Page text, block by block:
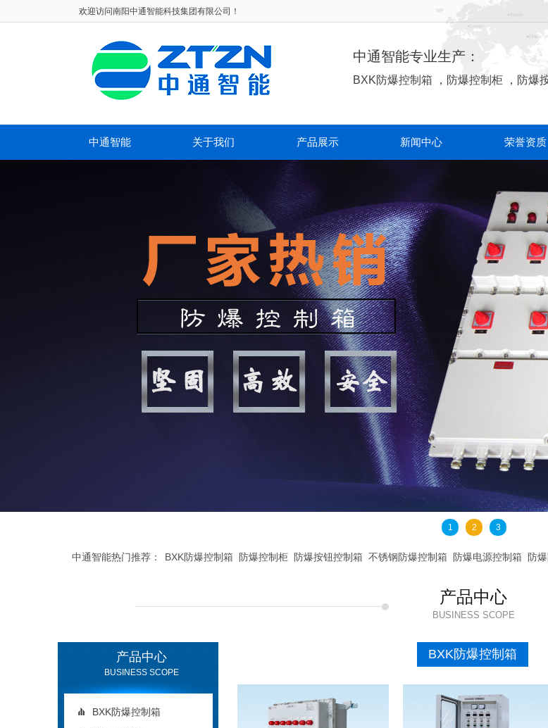
欢迎访问南阳中通智能科技集团有限公司！
中通智能专业生产：
BXK防爆控制箱 ， 防爆控制柜 ， 防爆
中通智能 关于我们 产品展示 新闻中心 荣誉资质
1 2 3
中通智能热门推荐： BXK防爆控制箱 防爆控制柜 防爆按钮控制箱 不锈钢防爆控制箱 防爆电源控制箱 防
产品中心
BUSINESS SCOPE
产品中心
BUSINESS SCOPE
BXK防爆控制箱
BXK防爆控制箱